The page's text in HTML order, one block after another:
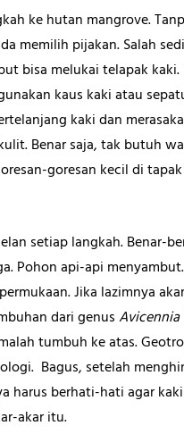
ke hutan mangrove.
memilih pijakan. Salah
bisa melukai telapak kaki.
kaus kaki atau
kaki dan
Benar saja, tak butuh
goresan kecil di
setiap langkah. Benar-
Pohon api-api
Jika lazimnya
dari genusAvicennia
tumbuh ke atas.
Bagus, setelah
harus berhati-hati agar
akar itu.